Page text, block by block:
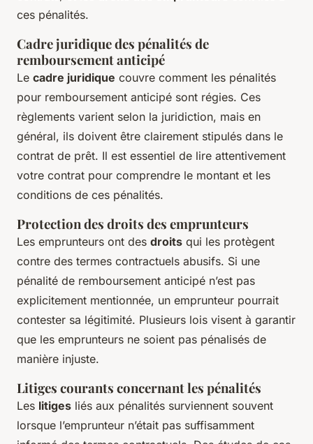
ces pénalités.
Cadre juridique des pénalités de
remboursement anticipé
Le cadre juridique couvre comment les pénalités
pour remboursement anticipé sont régies. Ces
règlements varient selon la juridiction, mais en
général, ils doivent être clairement stipulés dans le
contrat de prêt. Il est essentiel de lire attentivement
votre contrat pour comprendre le montant et les
conditions de ces pénalités.
Protection des droits des emprunteurs
Les emprunteurs ont des droits qui les protègent
contre des termes contractuels abusifs. Si une
pénalité de remboursement anticipé n’est pas
explicitement mentionnée, un emprunteur pourrait
contester sa légitimité. Plusieurs lois visent à garantir
que les emprunteurs ne soient pas pénalisés de
manière injuste.
Litiges courants concernant les pénalités
Les litiges liés aux pénalités surviennent souvent
lorsque l’emprunteur n’était pas suffisamment